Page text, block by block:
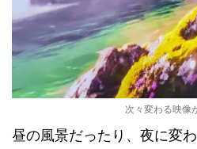
次々変わる映像
昼の風景だったり、夜に変